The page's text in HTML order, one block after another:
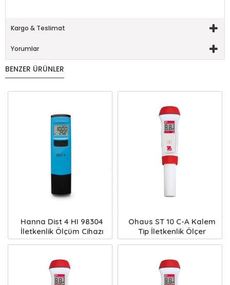
BENZER ÜRÜNLER
Hanna Dist 4 HI 98304
İletkenlik Ölçüm Cihazı
Ohaus ST 10 C-A Kalem
Tip İletkenlik Ölçer
Kargo & Teslimat
Yorumlar